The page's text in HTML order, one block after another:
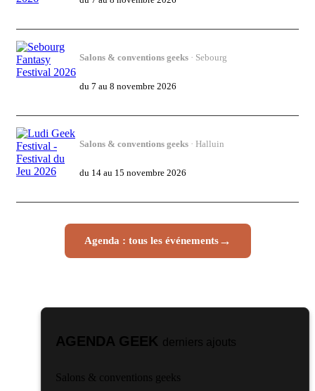
Salons & conventions geeks · Sebourg
du 7 au 8 novembre 2026
Salons & conventions geeks · Halluin
du 14 au 15 novembre 2026
Agenda : tous les événements→
AGENDA GEEK derniers ajouts
Salons & conventions geeks